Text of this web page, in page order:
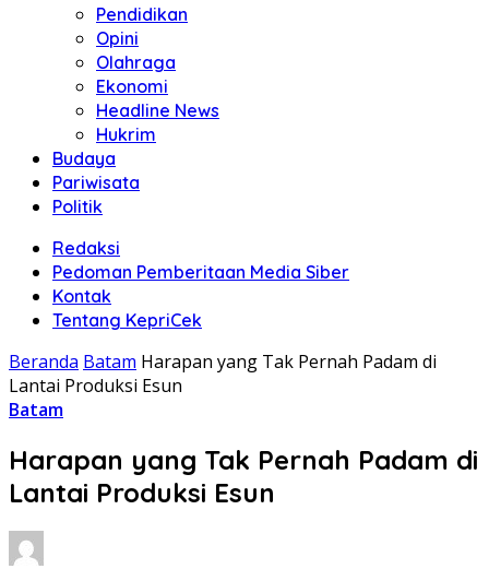
Pendidikan
Opini
Olahraga
Ekonomi
Headline News
Hukrim
Budaya
Pariwisata
Politik
Redaksi
Pedoman Pemberitaan Media Siber
Kontak
Tentang KepriCek
Beranda Batam Harapan yang Tak Pernah Padam di
Lantai Produksi Esun
Batam
Harapan yang Tak Pernah Padam di
Lantai Produksi Esun